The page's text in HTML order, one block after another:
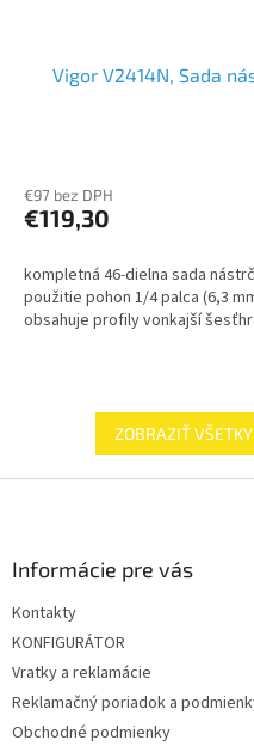
Vigor V2414N, Sada
€97 bez DPH
€119,30
kompletná 46-dielna sada
použitie pohon 1/4 palca (6,3
obsahuje profily vonkajší
ZOBRAZIŤ
Informácie pre vás
Kontakty
KONFIGURÁTOR
Vratky a reklamácie
Reklamačný poriadok a
Obchodné podmienky